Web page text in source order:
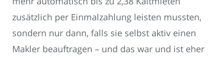
zusätzlich per Einmalzahlung leisten mussten,
sondern nur dann, falls sie selbst aktiv einen
Makler beauftragen – und das war und ist eher